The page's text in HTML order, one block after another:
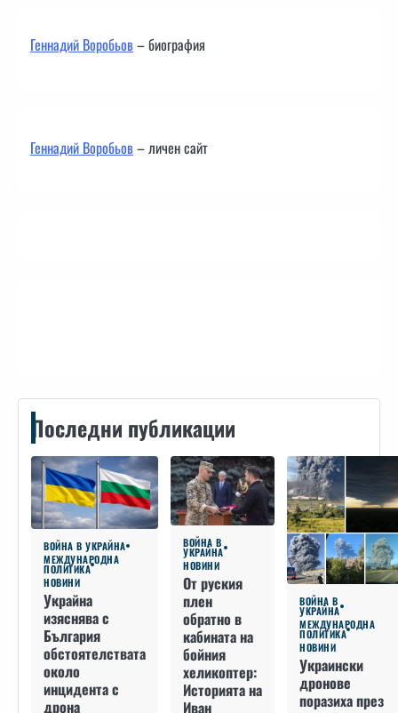
Геннадий Воробьов– биография
Геннадий Воробьов– личен сайт
Последни публикации
ВОЙНА В УКРАЙНА
МЕЖДУНАРОДНА
ПОЛИТИКА
НОВИНИ
Украйна
изяснява с
България
обстоятелствата
около
инцидента с
дрона
ВОЙНА В
УКРАЙНА
НОВИНИ
От руския
плен
обратно в
кабината на
бойния
хеликоптер:
Историята на
Иван
ВОЙНА В
УКРАЙНА
МЕЖДУНАРОДНА
ПОЛИТИКА
НОВИНИ
Украински
дронове
поразиха през